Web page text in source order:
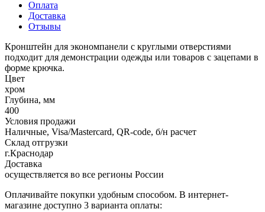
Оплата
Доставка
Отзывы
Кронштейн для экономпанели с круглыми отверстиями
подходит для демонстрации одежды или товаров с зацепами в
форме крючка.
Цвет
хром
Глубина, мм
400
Условия продажи
Наличные, Visa/Mastercard, QR-code, б/н расчет
Склад отгрузки
г.Краснодар
Доставка
осуществляется во все регионы России
Оплачивайте покупки удобным способом. В интернет-
магазине доступно 3 варианта оплаты: